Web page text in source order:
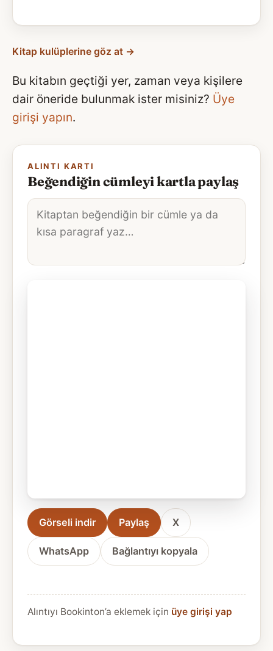
Kitap kulüplerine göz at →
Bu kitabın geçtiği yer, zaman veya kişilere
dair öneride bulunmak ister misiniz? Üye
girişi yapın.
ALINTI KARTI
Beğendiğin cümleyi kartla paylaş
Alıntı
metni
Görseli indir Paylaş X
WhatsApp Bağlantıyı kopyala
Alıntıyı Bookinton’a eklemek için üye girişi yap